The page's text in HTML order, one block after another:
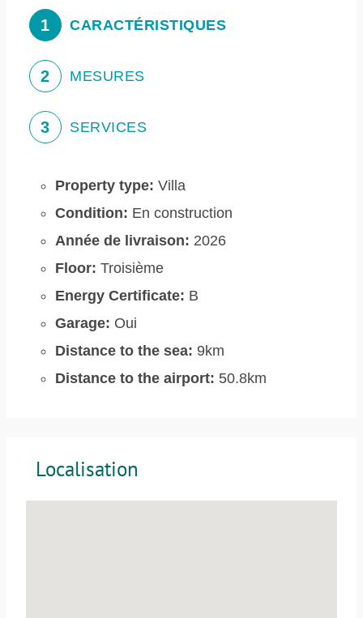
1 CARACTÉRISTIQUES
2 MESURES
3 SERVICES
Property type: Villa
Condition: En construction
Année de livraison: 2026
Floor: Troisième
Energy Certificate: B
Garage: Oui
Distance to the sea: 9km
Distance to the airport: 50.8km
Localisation